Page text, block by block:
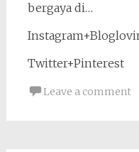
bergaya di…
Twitter+Pinterest
Leave a comment